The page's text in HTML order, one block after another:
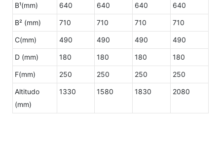
B¹(mm) 640 640 640 640
B² (mm) 710 710 710 710
C(mm) 490 490 490 490
D (mm) 180 180 180 180
F(mm) 250 250 250 250
Altitudo
(mm)
1330 1580 1830 2080